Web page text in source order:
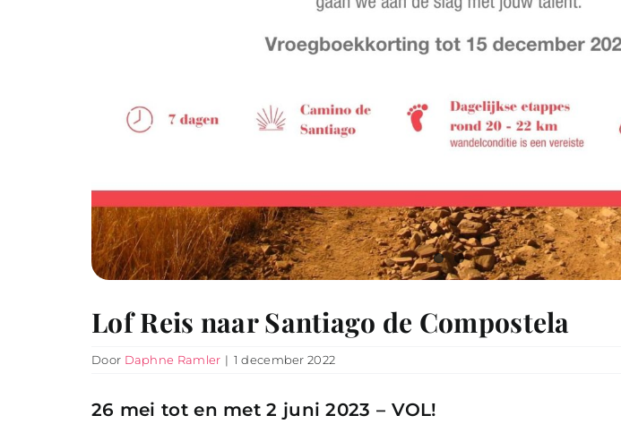
Lof Reis naar Santiago de Compostela
Door Daphne Ramler | 1 december 2022
26 mei tot en met 2 juni 2023 – VOL!